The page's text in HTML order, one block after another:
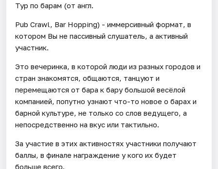
Тур по барам (от англ.
Pub Crawl, Bar Hopping) - иммерсивный формат, в
котором Вы не пассивный слушатель, а активный
участник.
Это вечеринка, в которой люди из разных городов и
стран знакомятся, общаются, танцуют и
перемещаются от бара к бару большой весёлой
компанией, попутно узнают что-то новое о барах и
барной культуре, не только со слов ведущего, а
непосредственно на вкус или тактильно.
За участие в этих активностях участники получают
баллы, в финале награждение у кого их будет
больше всего.